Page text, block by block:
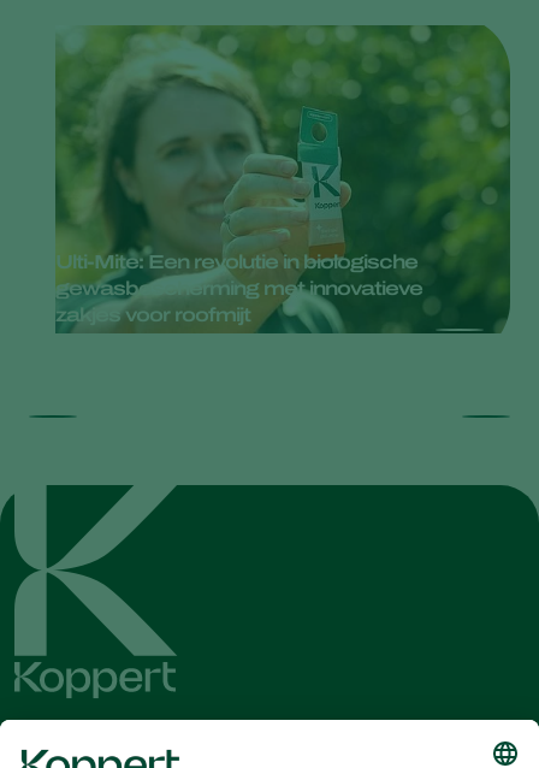
Ulti-Mite: Een revolutie in biologische
gewasbescherming met innovatieve
zakjes voor roofmijt